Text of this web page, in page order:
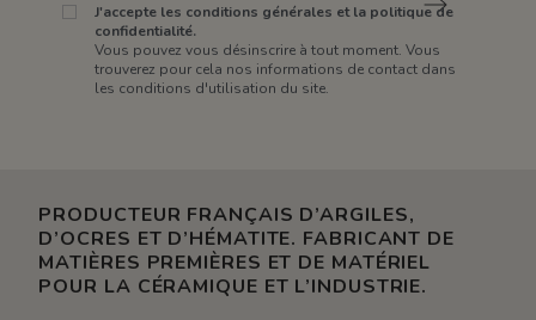
J'accepte les conditions générales et la politique de
confidentialité.
Vous pouvez vous désinscrire à tout moment. Vous
trouverez pour cela nos informations de contact dans
les conditions d'utilisation du site.
PRODUCTEUR FRANÇAIS D’ARGILES,
D’OCRES ET D’HÉMATITE. FABRICANT DE
MATIÈRES PREMIÈRES ET DE MATÉRIEL
POUR LA CÉRAMIQUE ET L’INDUSTRIE.